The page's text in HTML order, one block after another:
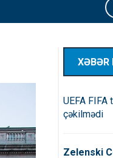
XƏBƏR
UEFA FIFA
çəkilmədi
Zelenski